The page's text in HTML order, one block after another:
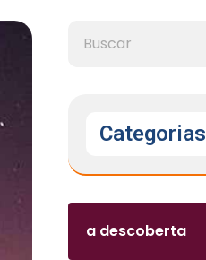
Categorias
a descoberta